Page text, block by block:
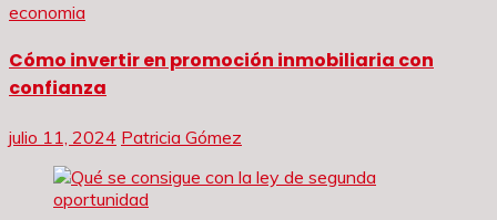
economia
Cómo invertir en promoción inmobiliaria con
confianza
julio 11, 2024 Patricia Gómez